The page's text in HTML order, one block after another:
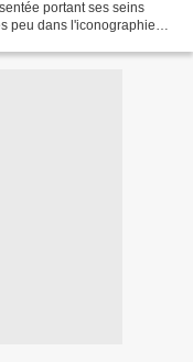
portant ses seins
peu dans l'iconographie